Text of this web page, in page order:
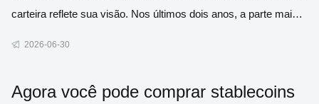
carteira reflete sua visão. Nos últimos dois anos, a parte mais
2026-06-30
Agora você pode comprar stablecoins